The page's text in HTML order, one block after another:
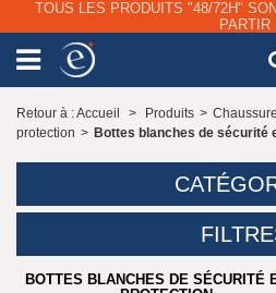
Retour à : Accueil > Produits >
protection > Bottes blanches de sécurité
BOTTES BLANCHES DE SÉCURITÉ